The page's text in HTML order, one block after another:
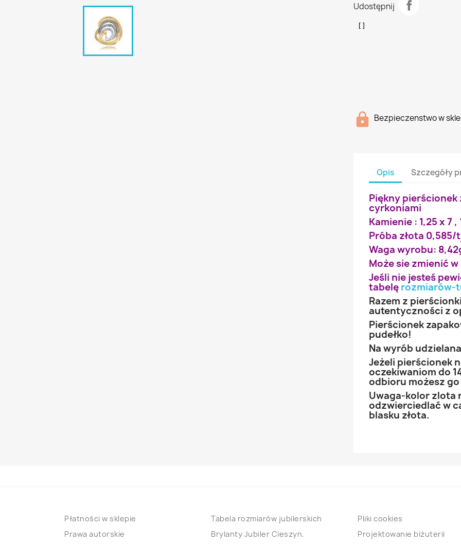
Udostępnij
Bezpieczenstwo w
Opis Szczegóły
Piękny pierścionek
cyrkoniami
Kamienie : 1,25 x 7 ,
Próba złota 0,585/
Waga wyrobu:
Może sie zmienić
Jeśli nie jesteś
tabelę rozmiarów-
Razem z
autentyczności z
Pierścionek
pudełko!
Na wyrób
Jeżeli pierścionek
oczekiwaniom do
odbioru możesz
Uwaga-kolor zlota
odzwierciedlać w
blasku złota.
Płatności w sklepie
Prawa autorskie
Tabela rozmiarów jubilerskich
Brylanty Jubiler Cieszyn.
Pliki cookies
Projektowanie biżuterii